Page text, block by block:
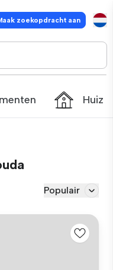
zoekopdracht aan
Populair